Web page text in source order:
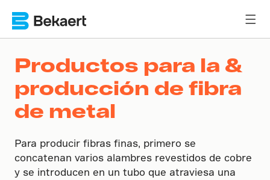
Productos para la &
producción de fibra
de metal
Para producir fibras finas, primero se
concatenan varios alambres revestidos de cobre
y se introducen en un tubo que atraviesa una